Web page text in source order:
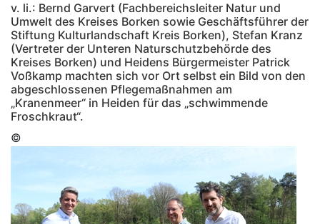
v. li.: Bernd Garvert (Fachbereichsleiter Natur und
Umwelt des Kreises Borken sowie Geschäftsführer der
Stiftung Kulturlandschaft Kreis Borken), Stefan Kranz
(Vertreter der Unteren Naturschutzbehörde des
Kreises Borken) und Heidens Bürgermeister Patrick
Voßkamp machten sich vor Ort selbst ein Bild von den
abgeschlossenen Pflegemaßnahmen am
„Kranenmeer“ in Heiden für das „schwimmende
Froschkraut“.
©